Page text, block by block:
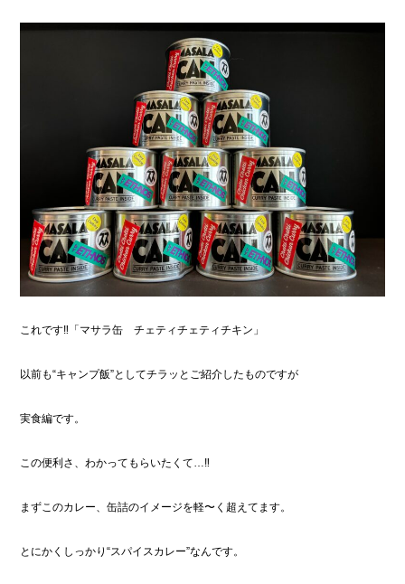
これです‼︎「マサラ缶 チェティチェティチキン」
以前も“キャンプ飯”としてチラッとご紹介したものですが
実食編です。
この便利さ、わかってもらいたくて…‼︎
まずこのカレー、缶詰のイメージを軽〜く超えてます。
とにかくしっかり“スパイスカレー”なんです。